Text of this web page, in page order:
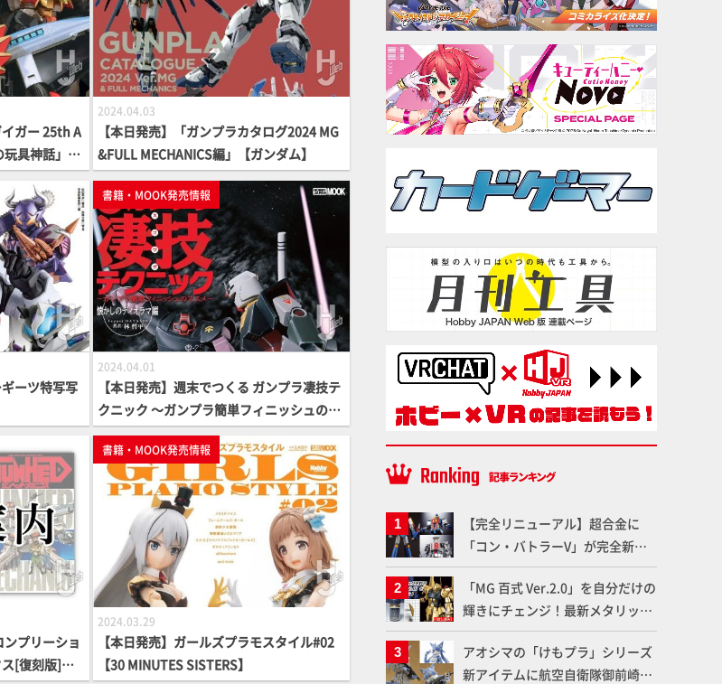
イガー 25th A
具神話」
2024.04.03
【本日発売】「ガンプラカタログ2024 MG
&FULL MECHANICS編」【ガンダム】
ーツ特写写
書籍・MOOK発売情報
2024.04.01
【本日発売】週末でつくる ガンプラ凄技テ
クニック ～ガンプラ簡単フィニッシュのス
スメ～ 懐かしのディオラマ編【ガンプラ H
ow To MOOK】
ンプリーショ
[復刻版]」
書籍・MOOK発売情報
2024.03.29
【本日発売】ガールズプラモスタイル#02
【30 MINUTES SISTERS】
【完全リニューアル】超合金に
「コン・バトラーV」が完全新規
造形で登場！気になる仕様を試作
品の撮り下ろしでご紹介!!さらに
「大鉄人17」＆「ワンエイト」セ
ット情報もお届け！【超合金の
魂】
「MG 百式 Ver.2.0」を自分だけの
輝きにチェンジ！最新メタリック
塗料を使ってより金属感を増した
仕上がりに!!【試し読み】
アオシマの「けもプラ」シリーズ
新アイテムに航空自衛隊御前崎分